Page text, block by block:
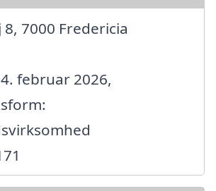
7000 Fredericia
februar 2026,